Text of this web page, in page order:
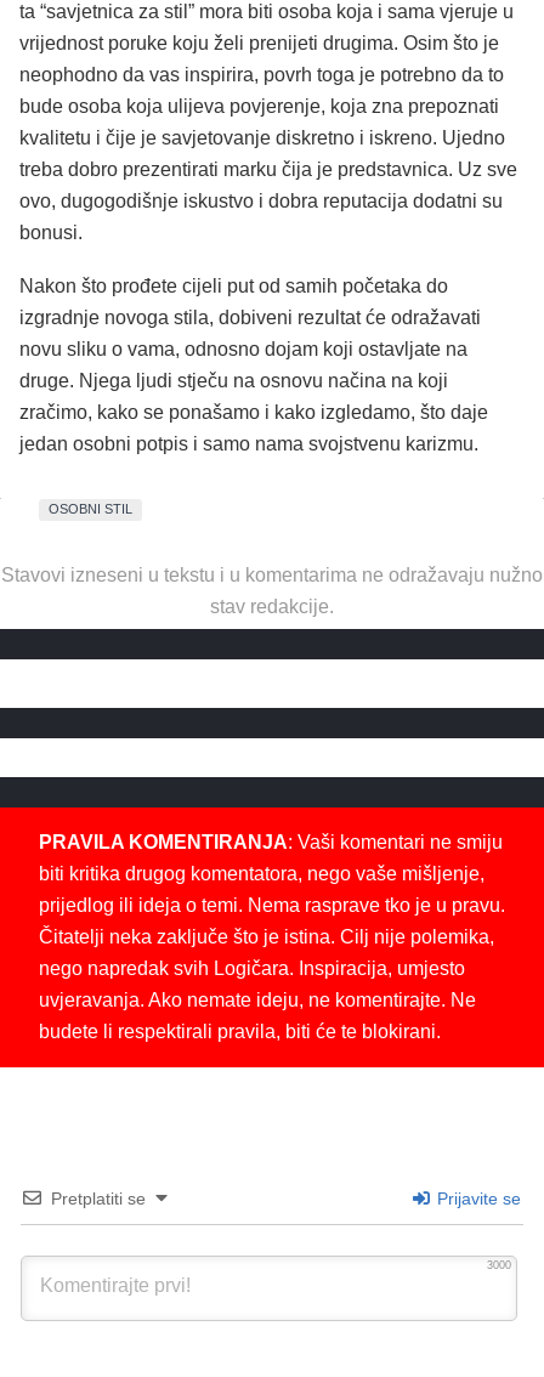
ta “savjetnica za stil” mora biti osoba koja i sama vjeruje u
vrijednost poruke koju želi prenijeti drugima. Osim što je
neophodno da vas inspirira, povrh toga je potrebno da to
bude osoba koja ulijeva povjerenje, koja zna prepoznati
kvalitetu i čije je savjetovanje diskretno i iskreno. Ujedno
treba dobro prezentirati marku čija je predstavnica. Uz sve
ovo, dugogodišnje iskustvo i dobra reputacija dodatni su
bonusi.
Nakon što prođete cijeli put od samih početaka do
izgradnje novoga stila, dobiveni rezultat će odražavati
novu sliku o vama, odnosno dojam koji ostavljate na
druge. Njega ljudi stječu na osnovu načina na koji
zračimo, kako se ponašamo i kako izgledamo, što daje
jedan osobni potpis i samo nama svojstvenu karizmu.
OSOBNI STIL
Stavovi izneseni u tekstu i u komentarima ne odražavaju nužno
stav redakcije.
PRAVILA KOMENTIRANJA: Vaši komentari ne smiju
biti kritika drugog komentatora, nego vaše mišljenje,
prijedlog ili ideja o temi. Nema rasprave tko je u pravu.
Čitatelji neka zaključe što je istina. Cilj nije polemika,
nego napredak svih Logičara. Inspiracija, umjesto
uvjeravanja. Ako nemate ideju, ne komentirajte. Ne
budete li respektirali pravila, biti će te blokirani.
Pretplatiti se Prijavite se
3000